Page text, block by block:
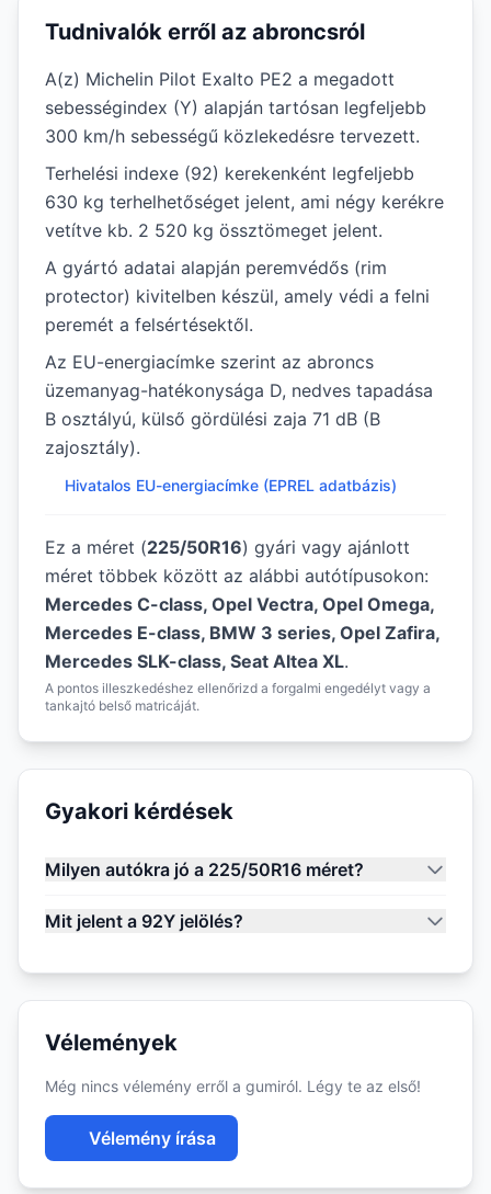
Tudnivalók erről az abroncsról
A(z) Michelin Pilot Exalto PE2 a megadott
sebességindex (Y) alapján tartósan legfeljebb
300 km/h sebességű közlekedésre tervezett.
Terhelési indexe (92) kerekenként legfeljebb
630 kg terhelhetőséget jelent, ami négy kerékre
vetítve kb. 2 520 kg össztömeget jelent.
A gyártó adatai alapján peremvédős (rim
protector) kivitelben készül, amely védi a felni
peremét a felsértésektől.
Az EU-energiacímke szerint az abroncs
üzemanyag-hatékonysága D, nedves tapadása
B osztályú, külső gördülési zaja 71 dB (B
zajosztály).
Hivatalos EU-energiacímke (EPREL adatbázis)
Ez a méret (225/50R16) gyári vagy ajánlott
méret többek között az alábbi autótípusokon:
Mercedes C-class, Opel Vectra, Opel Omega,
Mercedes E-class, BMW 3 series, Opel Zafira,
Mercedes SLK-class, Seat Altea XL.
A pontos illeszkedéshez ellenőrizd a forgalmi engedélyt vagy a
tankajtó belső matricáját.
Gyakori kérdések
Milyen autókra jó a 225/50R16 méret?
Mit jelent a 92Y jelölés?
Vélemények
Még nincs vélemény erről a gumiról. Légy te az első!
Vélemény írása